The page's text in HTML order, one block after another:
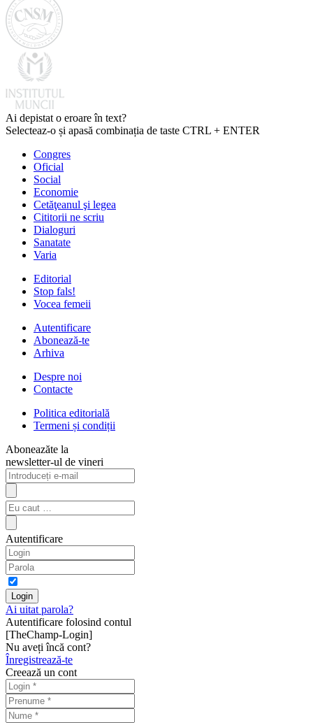
Ai depistat o eroare în text?
Selecteaz-o și apasă combinația de taste CTRL + ENTER
Congres
Oficial
Social
Economie
Cetăţeanul şi legea
Cititorii ne scriu
Dialoguri
Sanatate
Varia
Editorial
Stop fals!
Vocea femeii
Autentificare
Abonează-te
Arhiva
Despre noi
Contacte
Politica editorială
Termeni și condiții
Aboneazăte la
newsletter-ul de vineri
Autentificare
Ai uitat parola?
Autentificare folosind contul
[TheChamp-Login]
Nu aveți încă cont?
Înregistrează-te
Creează un cont